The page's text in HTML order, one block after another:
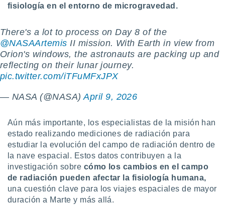
no
Puedes
acceder a
a
abono
únicos
similares
como
fisiología en el entorno de microgravedad.
There's a lot to process on Day 8 of the
@NASAArtemis II mission. With Earth in view from
Orion's windows, the astronauts are packing up and
reflecting on their lunar journey.
pic.twitter.com/iTFuMFxJPX
— NASA (@NASA)April 9, 2026
Aún más importante, los especialistas de la misión han
estado realizando mediciones de radiación para
estudiar la evolución del campo de radiación dentro de
la nave espacial. Estos datos contribuyen a la
investigación sobre cómo los cambios en el campo
de radiación pueden afectar la fisiología humana,
una cuestión clave para los viajes espaciales de mayor
duración a Marte y más allá.